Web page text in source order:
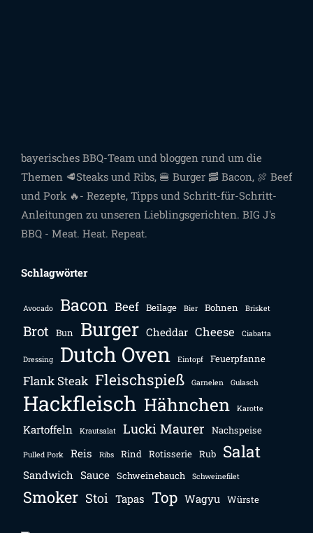
bayerisches BBQ-Team und bloggen rund um die
Themen 🥩Steaks und Ribs, 🍔 Burger 🥓 Bacon, 🍖 Beef
und Pork 🔥- Rezepte, Tipps und Schritt-für-Schritt-
Anleitungen zu unseren Lieblingsgerichten. BIG J's
BBQ - Meat. Heat. Repeat.
Schlagwörter
Avocado Bacon Beef Beilage Bier Bohnen Brisket
Brot Bun Burger Cheddar Cheese Ciabatta
Dressing Dutch Oven Eintopf Feuerpfanne
Flank Steak Fleischspieß Garnelen Gulasch
Hackfleisch Hähnchen Karotte
Kartoffeln Krautsalat Lucki Maurer Nachspeise
Pulled Pork Reis Ribs Rind Rotisserie Rub Salat
Sandwich Sauce Schweinebauch Schweinefilet
Smoker Stoi Tapas Top Wagyu Würste